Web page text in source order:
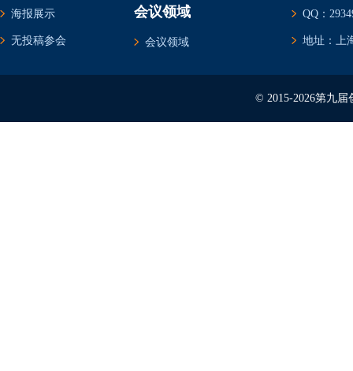
海报展示
无投稿参会
会议领域
会议领域
QQ：
地址：上
© 2015-2026第九